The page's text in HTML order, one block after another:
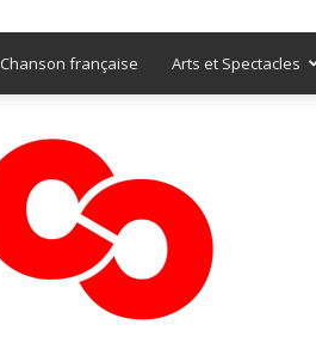
Chanson française Arts et Spectacles